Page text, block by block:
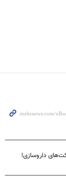
داروسازی!